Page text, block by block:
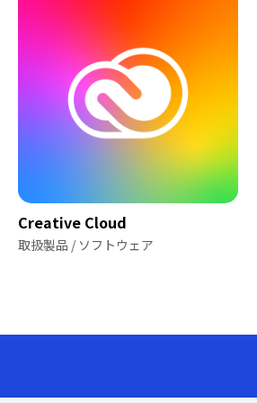
Creative Cloud
取扱製品 / ソフトウェア